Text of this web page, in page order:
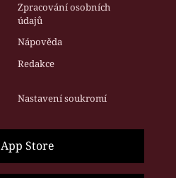
Zpracování osobních
údajů
Nápověda
Redakce
Nastavení soukromí
App Store